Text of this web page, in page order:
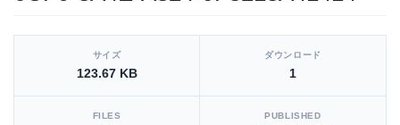
[video_player_1200x800]
サイズ
123.67 KB
ダウンロード
1
FILES PUBLISHED